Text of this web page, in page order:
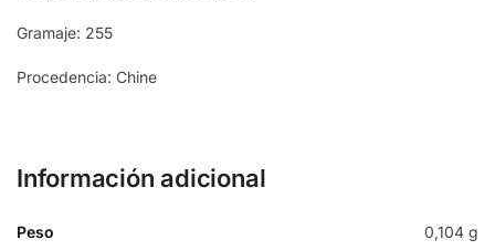
Gramaje: 255
Procedencia: Chine
Información adicional
Peso 0,104 g